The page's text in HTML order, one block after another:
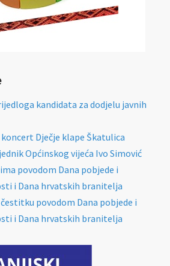
kandidata za dodjelu javnih
Dječje klape Škatulica
Općinskog vijeća Ivo Simović
povodom Dana pobjede i
i Dana hrvatskih branitelja
povodom Dana pobjede i
i Dana hrvatskih branitelja